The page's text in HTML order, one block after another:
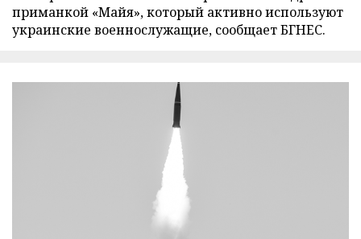
приманкой «Майя», который активно используют
украинские военнослужащие, сообщает БГНЕС.